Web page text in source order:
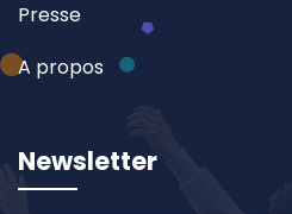
Presse
A propos
Newsletter